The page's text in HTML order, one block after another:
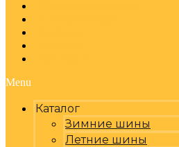
Menu
Каталог
Зимние шины
Летние шины